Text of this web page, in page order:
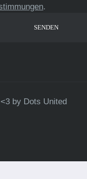
.
by Dots United